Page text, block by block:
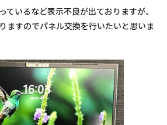
ているなど表示不良が出ておりますが、
ますのでパネル交換を行いたいと思いま